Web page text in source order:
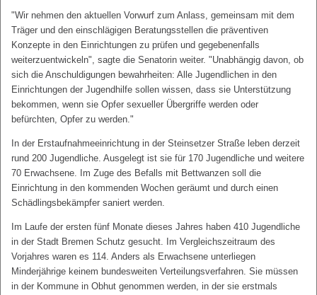
"Wir nehmen den aktuellen Vorwurf zum Anlass, gemeinsam mit dem
Träger und den einschlägigen Beratungsstellen die präventiven
Konzepte in den Einrichtungen zu prüfen und gegebenenfalls
weiterzuentwickeln", sagte die Senatorin weiter. "Unabhängig davon, ob
sich die Anschuldigungen bewahrheiten: Alle Jugendlichen in den
Einrichtungen der Jugendhilfe sollen wissen, dass sie Unterstützung
bekommen, wenn sie Opfer sexueller Übergriffe werden oder
befürchten, Opfer zu werden."
In der Erstaufnahmeeinrichtung in der Steinsetzer Straße leben derzeit
rund 200 Jugendliche. Ausgelegt ist sie für 170 Jugendliche und weitere
70 Erwachsene. Im Zuge des Befalls mit Bettwanzen soll die
Einrichtung in den kommenden Wochen geräumt und durch einen
Schädlingsbekämpfer saniert werden.
Im Laufe der ersten fünf Monate dieses Jahres haben 410 Jugendliche
in der Stadt Bremen Schutz gesucht. Im Vergleichszeitraum des
Vorjahres waren es 114. Anders als Erwachsene unterliegen
Minderjährige keinem bundesweiten Verteilungsverfahren. Sie müssen
in der Kommune in Obhut genommen werden, in der sie erstmals